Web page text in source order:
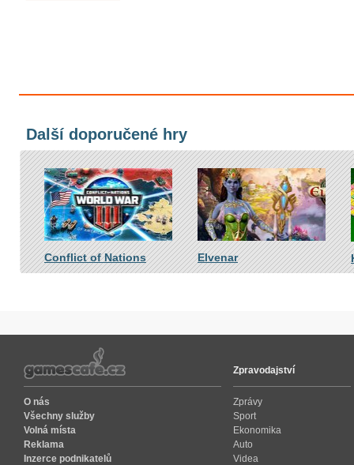
Další doporučené hry
Conflict of Nations Elvenar
O nás
Všechny služby
Volná místa
Reklama
Inzerce podnikatelů
Zpravodajství
Zprávy
Sport
Ekonomika
Auto
Videa